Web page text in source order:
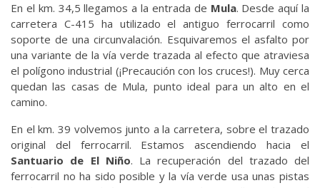
En el km. 34,5 llegamos a la entrada de Mula. Desde aquí la
carretera C-415 ha utilizado el antiguo ferrocarril como
soporte de una circunvalación. Esquivaremos el asfalto por
una variante de la vía verde trazada al efecto que atraviesa
el polígono industrial (¡Precaución con los cruces!). Muy cerca
quedan las casas de Mula, punto ideal para un alto en el
camino.
En el km. 39 volvemos junto a la carretera, sobre el trazado
original del ferrocarril. Estamos ascendiendo hacia el
Santuario de El Niño. La recuperación del trazado del
ferrocarril no ha sido posible y la vía verde usa unas pistas